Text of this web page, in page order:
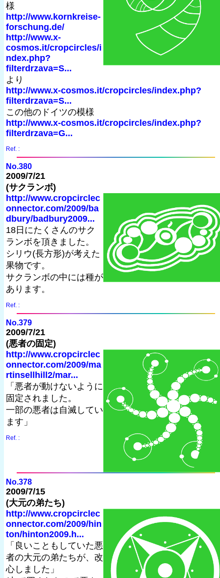
様
http://www.kornkreise-
forschung.de/
http://www.x-
cosmos.it/cropcircles/i
ndex.php?
filterdrzava=S...
より
http://www.x-cosmos.it/cropcircles/index.php?
filterdrzava=S...
この他のドイツの模様
http://www.x-cosmos.it/cropcircles/index.php?
filterdrzava=G...
Ref. :
No.380
2009/7/21
(サクランボ)
http://www.cropcirclec
onnector.com/2009/ba
dbury/badbury2009...
18日にたくさんのサク
ランボを頂きました。
シリウ(長方形)が考えた
果物です。
サクランボの中には種が
あります。
Ref. :
No.379
2009/7/21
(悪者の固定)
http://www.cropcirclec
onnector.com/2009/ma
rtinsellhill2/mar...
「悪者が動けないように
固定されました。
一部の悪者は自滅してい
ます」
Ref. :
No.378
2009/7/15
(大元の弟たち)
http://www.cropcirclec
onnector.com/2009/hin
ton/hinton2009.h...
「良いこともしていた悪
者の大元の弟たちが、改
心しました」